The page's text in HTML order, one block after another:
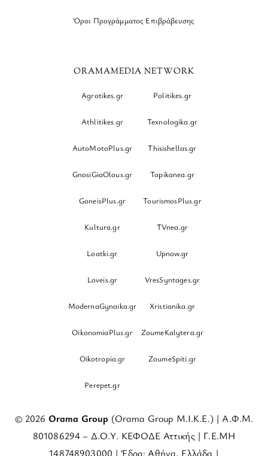
Όροι Προγράμματος Επιβράβευσης
ORAMAMEDIA NETWORK
Agrotikes.gr Politikes.gr
Athlitikes.gr Texnologika.gr
AutoMotoPlus.gr Thisishellas.gr
GnosiGiaOlous.gr Topikanea.gr
GoneisPlus.gr TourismosPlus.gr
Kultura.gr TVnea.gr
Loatki.gr Upnow.gr
Loveis.gr VresSyntages.gr
ModernaGynaika.gr Xristianika.gr
OikonomiaPlus.gr ZoumeKalytera.gr
Oikotropia.gr ZoumeSpiti.gr
Perepet.gr
© 2026 Orama Group (Orama Group Μ.Ι.Κ.Ε.) | Α.Φ.Μ.
801086294 – Δ.Ο.Υ. ΚΕΦΟΔΕ Αττικής | Γ.Ε.ΜΗ
148748903000 | Έδρα: Αθήνα, Ελλάδα |